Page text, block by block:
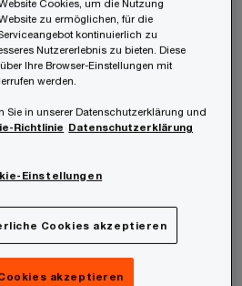
aus Sale-and-
enthält der IFRS 16
es bestand jedoch
über die
Verbindlichkeiten.
in der Weise, dass kein
in Bezug auf das
erfasst wird.
Cookies, um die Nutzung
zu ermöglichen, für die
kontinuierlich zu
Nutzererlebnis zu bieten. Diese
Ihre Browser-Einstellungen mit
werden.
Sie in unserer Datenschutzerklärung und
Richtlinie Datenschutzerklärung
Einstellungen
Cookies akzeptieren
akzeptieren